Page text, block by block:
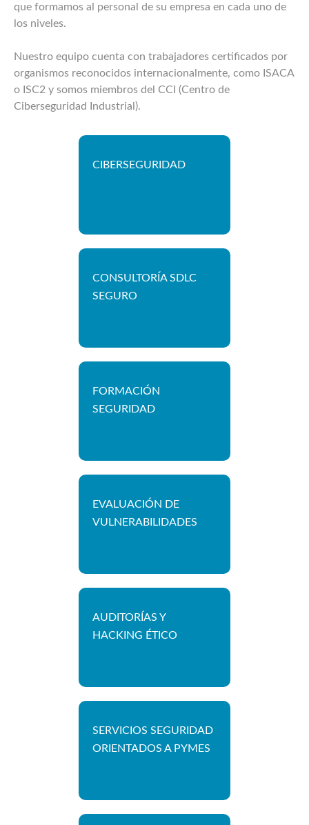
que formamos al personal de su empresa en cada uno de
los niveles.
Nuestro equipo cuenta con trabajadores certificados por
organismos reconocidos internacionalmente, como ISACA
o ISC2 y somos miembros del CCI (Centro de
Ciberseguridad Industrial).
CIBERSEGURIDAD
CONSULTORÍA SDLC
SEGURO
FORMACIÓN
SEGURIDAD
EVALUACIÓN DE
VULNERABILIDADES
AUDITORÍAS Y
HACKING ÉTICO
SERVICIOS SEGURIDAD
ORIENTADOS A PYMES